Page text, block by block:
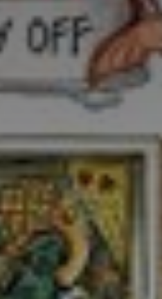
Adresse email*
Nom
Statut / Organisation
J'accepte les
* Champ obligatoire
Adresse email*
Nom
Prénom
Statut / Organisation
J'accepte les